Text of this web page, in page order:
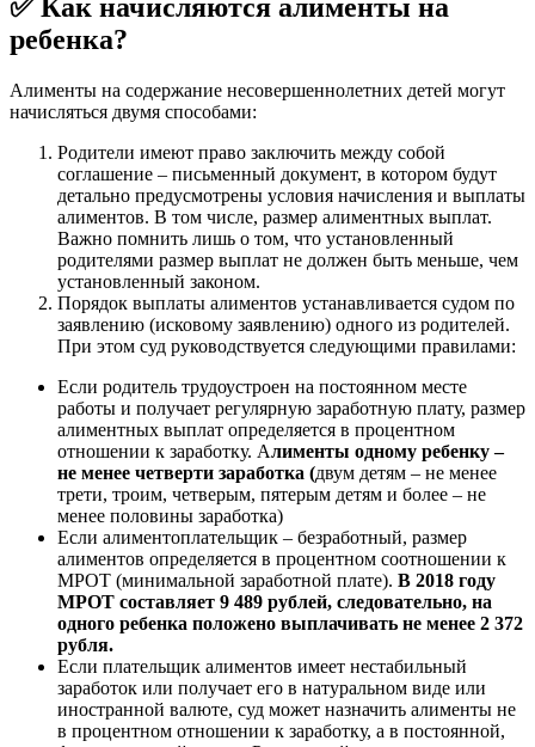
✅Как начисляются алименты на
ребенка?
Алименты на содержание несовершеннолетних детей могут
начисляться двумя способами:
Родители имеют право заключить между собой
соглашение – письменный документ, в котором будут
детально предусмотрены условия начисления и выплаты
алиментов. В том числе, размер алиментных выплат.
Важно помнить лишь о том, что установленный
родителями размер выплат не должен быть меньше, чем
установленный законом.
Порядок выплаты алиментов устанавливается судом по
заявлению (исковому заявлению) одного из родителей.
При этом суд руководствуется следующими правилами:
Если родитель трудоустроен на постоянном месте
работы и получает регулярную заработную плату, размер
алиментных выплат определяется в процентном
отношении к заработку. Алименты одному ребенку –
не менее четверти заработка (двум детям – не менее
трети, троим, четверым, пятерым детям и более – не
менее половины заработка)
Если алиментоплательщик – безработный, размер
алиментов определяется в процентном соотношении к
МРОТ (минимальной заработной плате). В 2018 году
МРОТ составляет 9 489 рублей, следовательно, на
одного ребенка положено выплачивать не менее 2 372
рубля.
Если плательщик алиментов имеет нестабильный
заработок или получает его в натуральном виде или
иностранной валюте, суд может назначить алименты не
в процентном отношении к заработку, а в постоянной,